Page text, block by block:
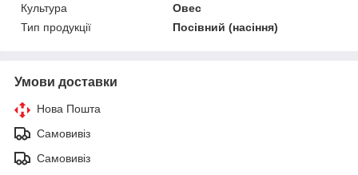
Культура
Овес
Тип продукції
Посівний (насіння)
Умови доставки
Нова Пошта
Самовивіз
Самовивіз